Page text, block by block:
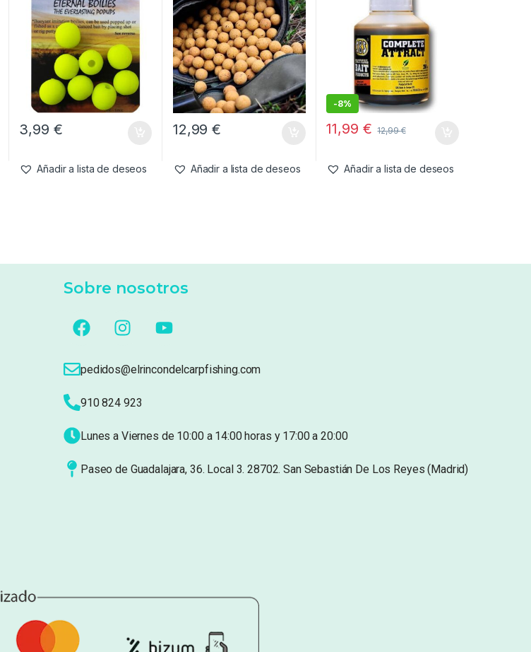
3,99 €
Añadir a lista de deseos
12,99€
Añadir a lista de deseos
-8%
11,99 € 12,99€
Añadir a lista de deseos
Sobre nosotros
pedidos@elrincondelcarpfishing.com
910 824 923
Lunes a Viernes de 10:00 a 14:00 horas y 17:00 a 20:00
Paseo de Guadalajara, 36. Local 3. 28702. San Sebastián De Los Reyes (Madrid)